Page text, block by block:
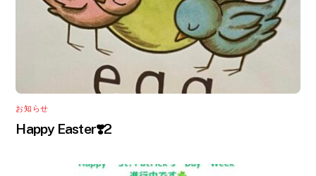
お知らせ
Happy Easter❣️2